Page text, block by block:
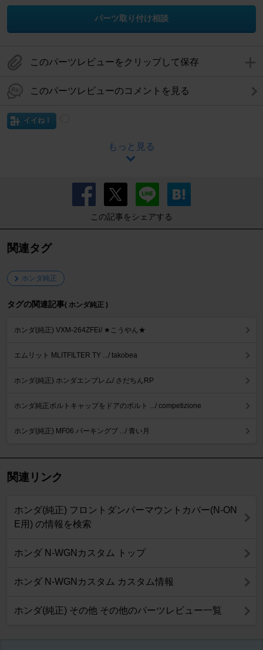
パーツ取り付け相談
このパーツレビューをクリップして保存
このパーツレビューのコメントを見る
イイね！
もっと見る
この記事をシェアする
関連タグ
ホンダ純正
タグの関連記事( ホンダ純正 )
ホンダ(純正) VXM-264ZFEi/ ★こうやん★
エムリット MLITFILTER TY .../ takobea
ホンダ(純正) ホンダエンブレム/ さだちんRP
ホンダ純正ボルトキャップをドアのボルト .../ competizione
ホンダ(純正) MF06 パーキングブ .../ 青い月
関連リンク
ホンダ(純正) フロントダンパーマウントカバー(N-ON
E用) の情報を検索
ホンダ N-WGNカスタム トップ
ホンダ N-WGNカスタム カスタム情報
ホンダ(純正) その他 その他のパーツレビュー一覧